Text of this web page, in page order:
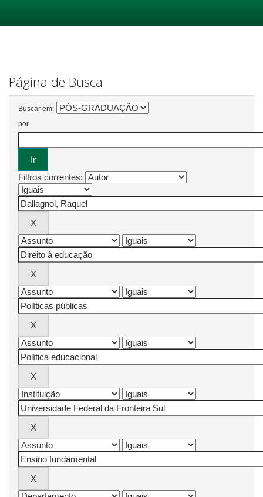
Página de Busca
Buscar em:
por
Filtros correntes: